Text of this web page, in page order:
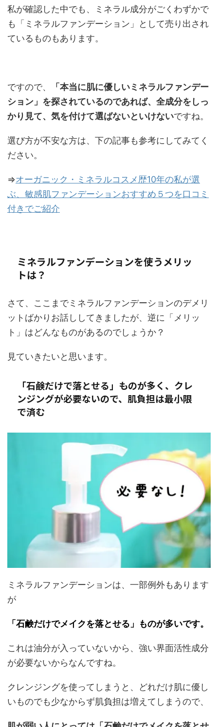
私が確認した中でも、ミネラル成分がごくわずかで
も「ミネラルファンデーション」として売り出され
ているものもあります。
ですので、
「本当に肌に優しいミネラルファンデー
ション」を探されているのであれば、全成分をしっ
かり見て、気を付けて選ばないといけないですね。
選び方が不安な方は、下の記事も参考にしてみてく
ださい。
⇒オーガニック・ミネラルコスメ歴10年の私が選
ぶ、敏感肌ファンデーションおすすめ５つを口コミ
付きでご紹介
ミネラルファンデーションを使うメリッ
トは？
さて、ここまでミネラルファンデーションのデメリ
ットばかりお話ししてきましたが、逆に「メリッ
ト」はどんなものがあるのでしょうか？
見ていきたいと思います。
「石鹸だけで落とせる」ものが多く、クレ
ンジングが必要ないので、肌負担は最小限
で済む
ミネラルファンデーションは、一部例外もあります
が
「石鹸だけでメイクを落とせる」ものが多いです。
これは油分が入っていないから、強い界面活性成分
が必要ないからなんですね。
クレンジングを使ってしまうと、どれだけ肌に優し
いものでも少なからず肌負担は増えてしまうので、